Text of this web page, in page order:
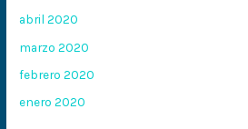
abril 2020
marzo 2020
febrero 2020
enero 2020